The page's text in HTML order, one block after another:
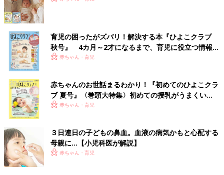
育児の困ったがズバリ！解決する本『ひよこクラブ
秋号』 4カ月～2才になるまで、育児に役立つ情報が
いっぱい！
赤ちゃん・育児
赤ちゃんのお世話まるわかり！『初めてのひよこクラ
ブ 夏号』〈巻頭大特集〉初めての授乳がうまくい
く！ おっぱい・ミルクの基本と夏のトラブル 解決テ
赤ちゃん・育児
３日連日の子どもの鼻血。血液の病気かもと心配する
母親に…【小児科医が解説】
赤ちゃん・育児